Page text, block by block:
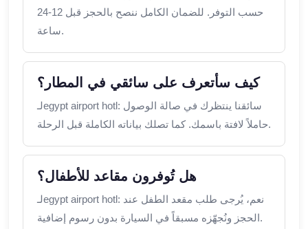
حسب التوفر. للضمان الكامل ننصح بالحجز قبل 12-24
ساعة.
كيف سأتعرف على سائقي في المطار؟
لـegypt airport hotl: سائقنا ينتظرك في صالة الوصول
حاملاً لافتة باسمك. كما تصلك بياناته الكاملة قبل الرحلة.
هل تُوفرون مقاعد للأطفال؟
لـegypt airport hotl: نعم، يُرجى طلب مقعد الطفل عند
الحجز ونُجهّزه مسبقاً في السيارة بدون رسوم إضافية.